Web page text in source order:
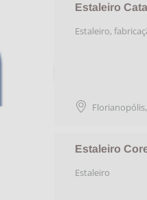
Estaleiro
Estaleiro,
Florianopólis,
Estaleiro
Estaleiro